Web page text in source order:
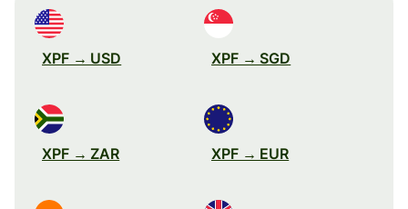
XPF → USD XPF → SGD
XPF → ZAR XPF → EUR